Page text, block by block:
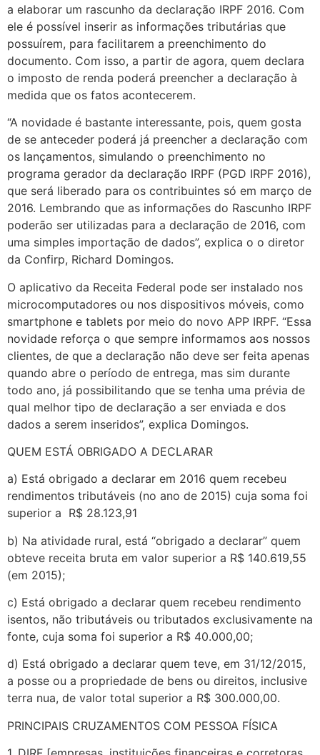
a elaborar um rascunho da declaração IRPF 2016. Com
ele é possível inserir as informações tributárias que
possuírem, para facilitarem a preenchimento do
documento. Com isso, a partir de agora, quem declara
o imposto de renda poderá preencher a declaração à
medida que os fatos acontecerem.
“A novidade é bastante interessante, pois, quem gosta
de se anteceder poderá já preencher a declaração com
os lançamentos, simulando o preenchimento no
programa gerador da declaração IRPF (PGD IRPF 2016),
que será liberado para os contribuintes só em março de
2016. Lembrando que as informações do Rascunho IRPF
poderão ser utilizadas para a declaração de 2016, com
uma simples importação de dados”, explica o o diretor
da Confirp, Richard Domingos.
O aplicativo da Receita Federal pode ser instalado nos
microcomputadores ou nos dispositivos móveis, como
smartphone e tablets por meio do novo APP IRPF. “Essa
novidade reforça o que sempre informamos aos nossos
clientes, de que a declaração não deve ser feita apenas
quando abre o período de entrega, mas sim durante
todo ano, já possibilitando que se tenha uma prévia de
qual melhor tipo de declaração a ser enviada e dos
dados a serem inseridos”, explica Domingos.
QUEM ESTÁ OBRIGADO A DECLARAR
a) Está obrigado a declarar em 2016 quem recebeu
rendimentos tributáveis (no ano de 2015) cuja soma foi
superior a R$ 28.123,91
b) Na atividade rural, está “obrigado a declarar” quem
obteve receita bruta em valor superior a R$ 140.619,55
(em 2015);
c) Está obrigado a declarar quem recebeu rendimento
isentos, não tributáveis ou tributados exclusivamente na
fonte, cuja soma foi superior a R$ 40.000,00;
d) Está obrigado a declarar quem teve, em 31/12/2015,
a posse ou a propriedade de bens ou direitos, inclusive
terra nua, de valor total superior a R$ 300.000,00.
PRINCIPAIS CRUZAMENTOS COM PESSOA FÍSICA